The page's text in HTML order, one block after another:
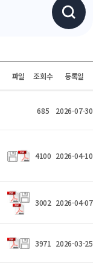
파일 조회수 등록일
685 2026-07-30
4100 2026-04-10
3002 2026-04-07
3971 2026-03-25